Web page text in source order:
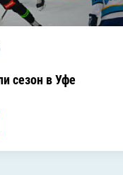
сезон в Уфе